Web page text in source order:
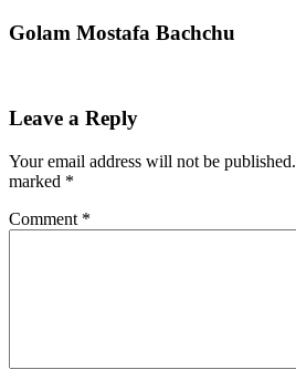
Golam Mostafa Bachchu
Leave a Reply
Your email address will not be published.
marked *
Comment *